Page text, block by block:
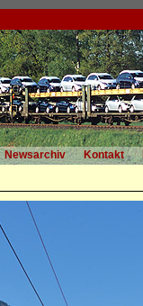
Newsarchiv Kontakt